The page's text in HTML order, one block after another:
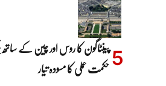
پینٹاگون کا روس اور چین کے
حکمت عملی کا مسودہ تیار